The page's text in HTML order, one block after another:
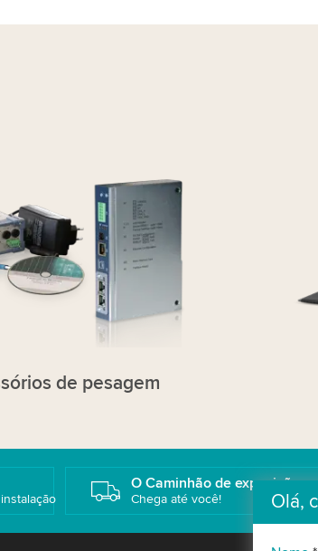
de pesagem
Olá,
O Caminhão de exposição
Chega até você!